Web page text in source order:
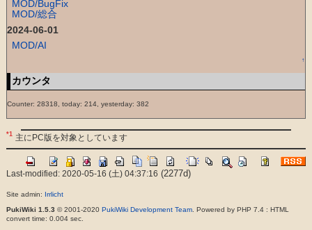
MOD/BugFix
MOD/総合
2024-06-01
MOD/AI
↑
カウンタ
Counter: 28318, today: 214, yesterday: 382
*1 主にPC版を対象としています
Last-modified: 2020-05-16 (土) 04:37:16 (2277d)
Site admin: Irrlicht
PukiWiki 1.5.3 © 2001-2020 PukiWiki Development Team. Powered by PHP 7.4 : HTML
convert time: 0.004 sec.